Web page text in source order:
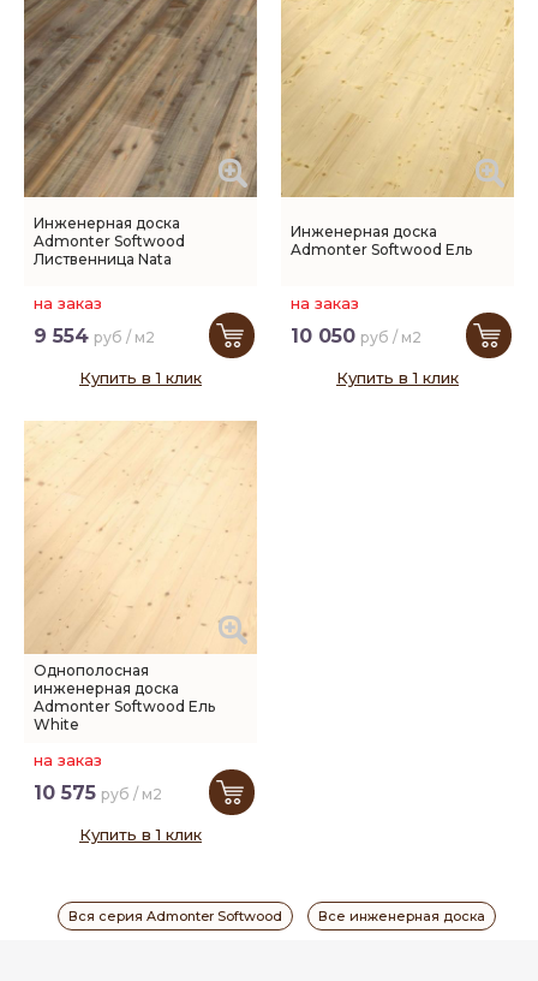
Инженерная доска
Admonter Softwood
Лиственница Nata
на заказ
9 554 руб / м2
Купить в 1 клик
Инженерная доска
Admonter Softwood Ель
на заказ
10 050 руб / м2
Купить в 1 клик
Однополосная
инженерная доска
Admonter Softwood Ель
White
на заказ
10 575 руб / м2
Купить в 1 клик
Вся серия Admonter Softwood Все инженерная доска